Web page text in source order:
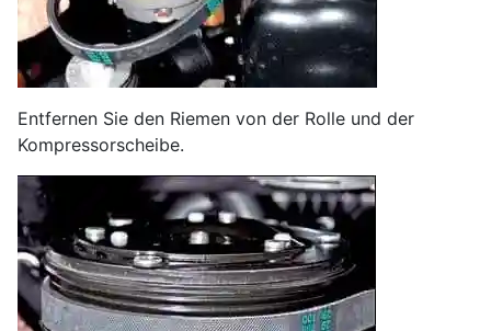
Entfernen Sie den Riemen von der Rolle und der
Kompressorscheibe.